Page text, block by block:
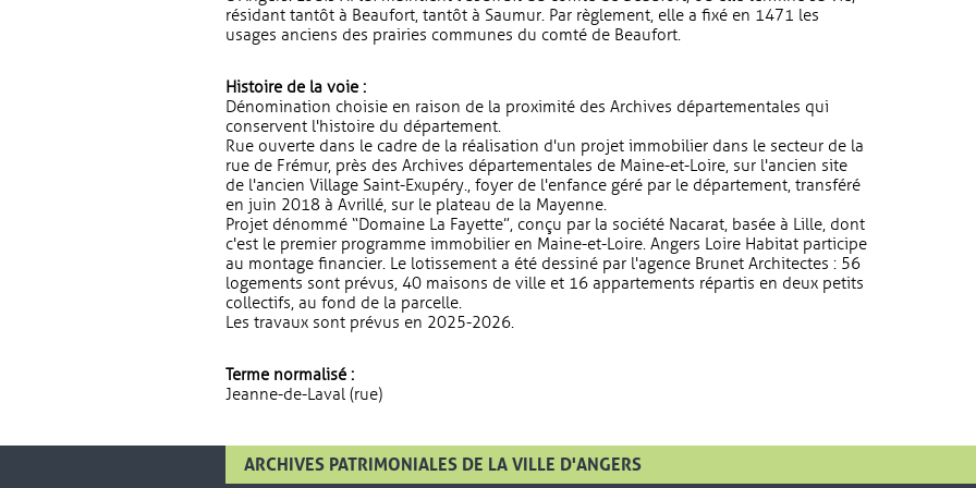
résidant tantôt à Beaufort, tantôt à Saumur. Par règlement, elle a fixé en 1471 les
usages anciens des prairies communes du comté de Beaufort.
Histoire de la voie :
Dénomination choisie en raison de la proximité des Archives départementales qui
conservent l'histoire du département.
Rue ouverte dans le cadre de la réalisation d'un projet immobilier dans le secteur de la
rue de Frémur, près des Archives départementales de Maine-et-Loire, sur l'ancien site
de l'ancien Village Saint-Exupéry., foyer de l'enfance géré par le département, transféré
en juin 2018 à Avrillé, sur le plateau de la Mayenne.
Projet dénommé “Domaine La Fayette”, conçu par la société Nacarat, basée à Lille, dont
c'est le premier programme immobilier en Maine-et-Loire. Angers Loire Habitat participe
au montage financier. Le lotissement a été dessiné par l'agence Brunet Architectes : 56
logements sont prévus, 40 maisons de ville et 16 appartements répartis en deux petits
collectifs, au fond de la parcelle.
Les travaux sont prévus en 2025-2026.
Terme normalisé :
Jeanne-de-Laval (rue)
ARCHIVES PATRIMONIALES DE LA VILLE D'ANGERS